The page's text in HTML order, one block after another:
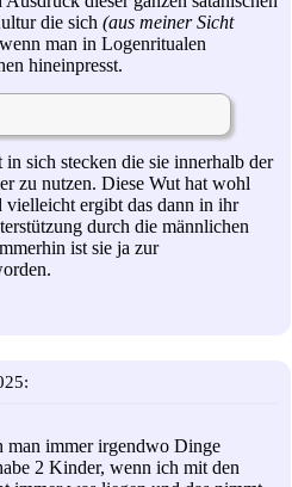
die sich (aus meiner Sicht
man in Logenritualen
hineinpresst.
sich stecken die sie innerhalb der
zu nutzen. Diese Wut hat wohl
ergibt das dann in ihr
durch die männlichen
ist sie ja zur
man immer irgendwo Dinge
2 Kinder, wenn ich mit den